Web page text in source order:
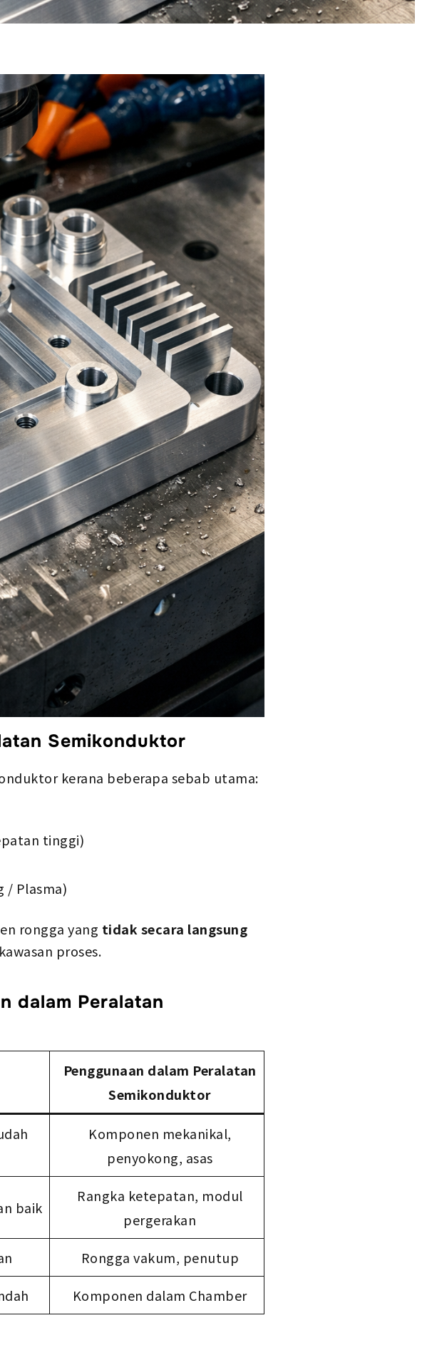
Semikonduktor
kerana beberapa sebab utama:
tinggi)
/ Plasma)
rongga yang tidak secara langsung
proses.
dalam Peralatan
Penggunaan dalam Peralatan
Semikonduktor
Komponen mekanikal,
penyokong, asas
baik
Rangka ketepatan, modul
pergerakan
Rongga vakum, penutup
Komponen dalam Chamber